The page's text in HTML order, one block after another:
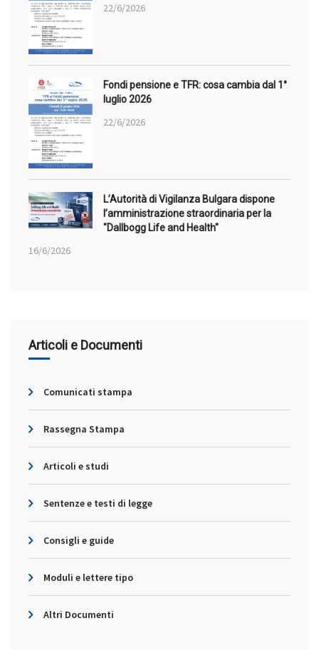
22/6/2026
Fondi pensione e TFR: cosa cambia dal 1°
luglio 2026
22/6/2026
L’Autorità di Vigilanza Bulgara dispone
l’amministrazione straordinaria per la
"Dallbogg Life and Health"
16/6/2026
Articoli e Documenti
Comunicati stampa
Rassegna Stampa
Articoli e studi
Sentenze e testi di legge
Consigli e guide
Moduli e lettere tipo
Altri Documenti